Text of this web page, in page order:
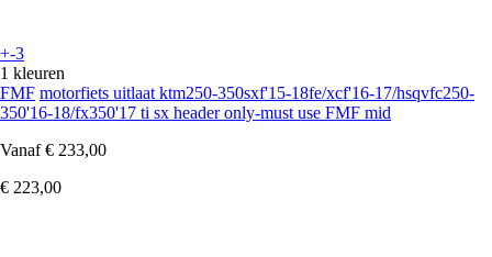
+-3
1 kleuren
FMF motorfiets uitlaat ktm250-350sxf'15-18fe/xcf'16-17/hsqvfc250-
350'16-18/fx350'17 ti sx header only-must use FMF mid
Vanaf € 233,00
€ 223,00